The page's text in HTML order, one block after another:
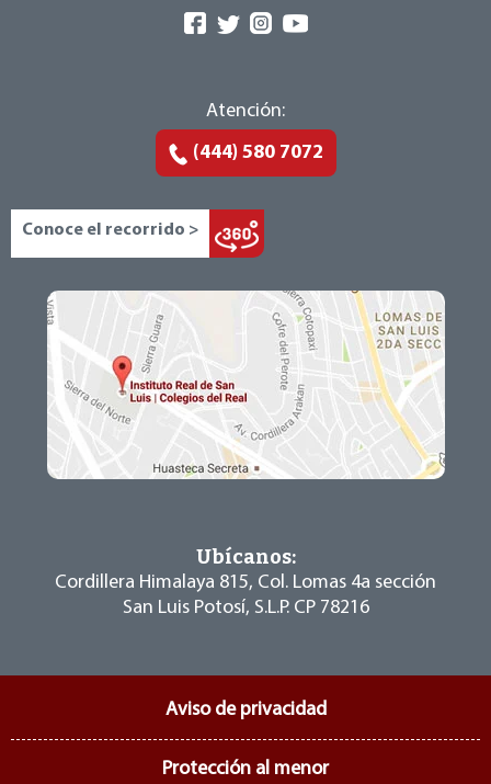
Atención:
(444) 580 7072
Conoce el recorrido >
Ubícanos:
Cordillera Himalaya 815, Col. Lomas 4a sección
San Luis Potosí, S.L.P. CP 78216
Aviso de privacidad
Protección al menor